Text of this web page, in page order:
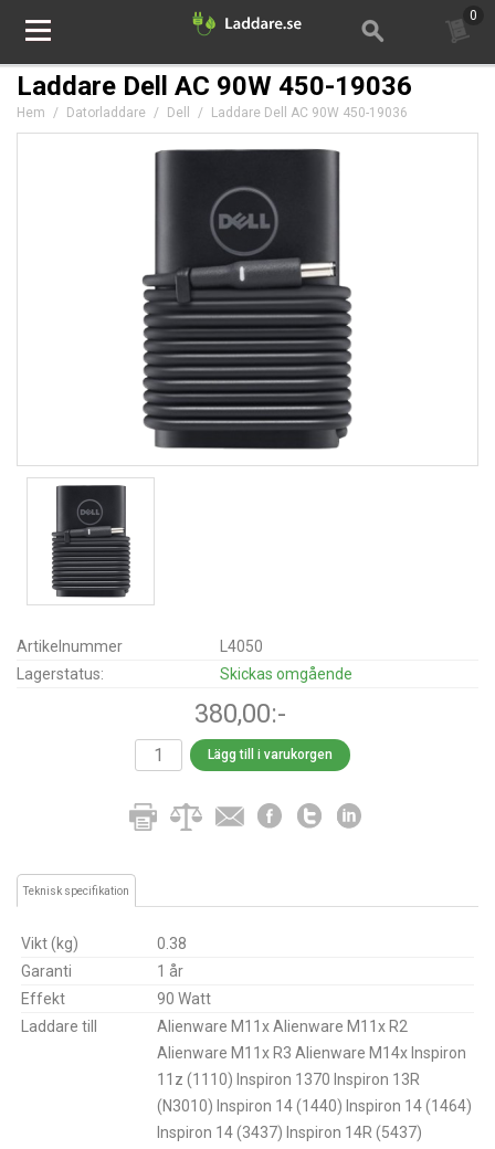
0
Laddare Dell AC 90W 450-19036
Hem / Datorladdare / Dell / Laddare Dell AC 90W 450-19036
Artikelnummer
L4050
Lagerstatus:
Skickas omgående
380,00:-
Lägg till i varukorgen
Teknisk specifikation
Vikt (kg)
0.38
Garanti
1 år
Effekt
90 Watt
Laddare till
Alienware M11x Alienware M11x R2
Alienware M11x R3 Alienware M14x Inspiron
11z (1110) Inspiron 1370 Inspiron 13R
(N3010) Inspiron 14 (1440) Inspiron 14 (1464)
Inspiron 14 (3437) Inspiron 14R (5437)